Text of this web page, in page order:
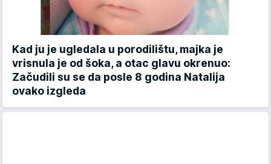
Kad ju je ugledala u porodilištu, majka je
vrisnula je od šoka, a otac glavu okrenuo:
Začudili su se da posle 8 godina Natalija
ovako izgleda